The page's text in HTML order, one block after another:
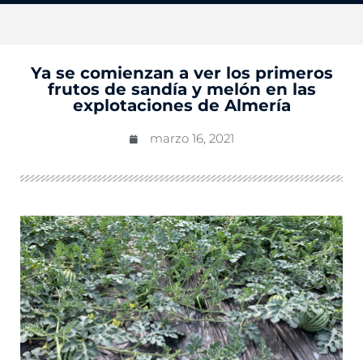
Ya se comienzan a ver los primeros
frutos de sandía y melón en las
explotaciones de Almería
marzo 16, 2021